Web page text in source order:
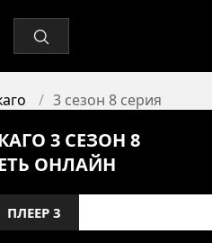
3 сезон 8 серия
3 СЕЗОН 8
ОНЛАЙН
ПЛЕЕР 3